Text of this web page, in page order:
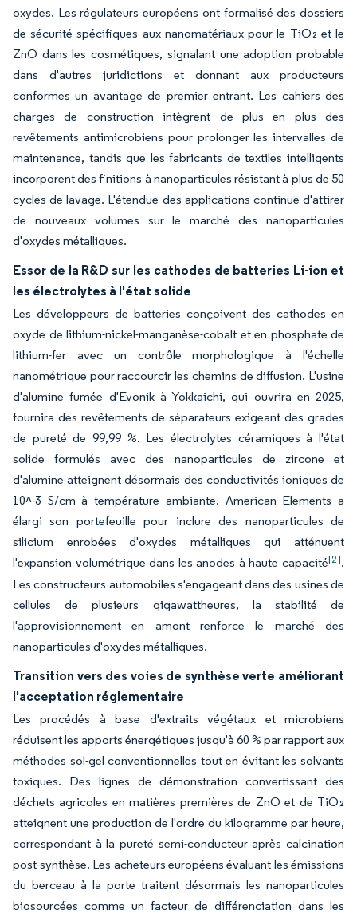
oxydes. Les régulateurs européens ont formalisé des dossiers
de sécurité spécifiques aux nanomatériaux pour le TiO₂ et le
ZnO dans les cosmétiques, signalant une adoption probable
dans d'autres juridictions et donnant aux producteurs
conformes un avantage de premier entrant. Les cahiers des
charges de construction intègrent de plus en plus des
revêtements antimicrobiens pour prolonger les intervalles de
maintenance, tandis que les fabricants de textiles intelligents
incorporent des finitions à nanoparticules résistant à plus de 50
cycles de lavage. L'étendue des applications continue d'attirer
de nouveaux volumes sur le marché des nanoparticules
d'oxydes métalliques.
Essor de la R&D sur les cathodes de batteries Li-ion et
les électrolytes à l'état solide
Les développeurs de batteries conçoivent des cathodes en
oxyde de lithium-nickel-manganèse-cobalt et en phosphate de
lithium-fer avec un contrôle morphologique à l'échelle
nanométrique pour raccourcir les chemins de diffusion. L'usine
d'alumine fumée d'Evonik à Yokkaichi, qui ouvrira en 2025,
fournira des revêtements de séparateurs exigeant des grades
de pureté de 99,99 %. Les électrolytes céramiques à l'état
solide formulés avec des nanoparticules de zircone et
d'alumine atteignent désormais des conductivités ioniques de
10^-3 S/cm à température ambiante. American Elements a
élargi son portefeuille pour inclure des nanoparticules de
silicium enrobées d'oxydes métalliques qui atténuent
l'expansion volumétrique dans les anodes à haute capacité[2].
Les constructeurs automobiles s'engageant dans des usines de
cellules de plusieurs gigawattheures, la stabilité de
l'approvisionnement en amont renforce le marché des
nanoparticules d'oxydes métalliques.
Transition vers des voies de synthèse verte améliorant
l'acceptation réglementaire
Les procédés à base d'extraits végétaux et microbiens
réduisent les apports énergétiques jusqu'à 60 % par rapport aux
méthodes sol-gel conventionnelles tout en évitant les solvants
toxiques. Des lignes de démonstration convertissant des
déchets agricoles en matières premières de ZnO et de TiO₂
atteignent une production de l'ordre du kilogramme par heure,
correspondant à la pureté semi-conducteur après calcination
post-synthèse. Les acheteurs européens évaluant les émissions
du berceau à la porte traitent désormais les nanoparticules
biosourcées comme un facteur de différenciation dans les